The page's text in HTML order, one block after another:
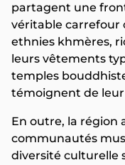
partagent une
véritable carrefour
ethnies khmères,
leurs vêtements
temples
témoignent de
En outre, la région
communautés
diversité culturelle